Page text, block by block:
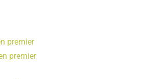
premier
premier